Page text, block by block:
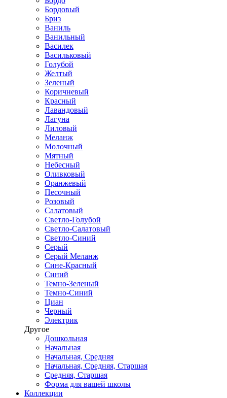
Бордовый
Бриз
Ваниль
Ванильный
Василек
Васильковый
Голубой
Желтый
Зеленый
Коричневый
Красный
Лавандовый
Лагуна
Лиловый
Меланж
Молочный
Мятный
Небесный
Оливковый
Оранжевый
Песочный
Розовый
Салатовый
Светло-Голубой
Светло-Салатовый
Светло-Синий
Серый
Серый Меланж
Сине-Красный
Синий
Темно-Зеленый
Темно-Синий
Циан
Черный
Электрик
Другое
Дошкольная
Начальная
Начальная, Средняя
Начальная, Средняя, Старшая
Средняя, Старшая
Форма для вашей школы
Коллекции